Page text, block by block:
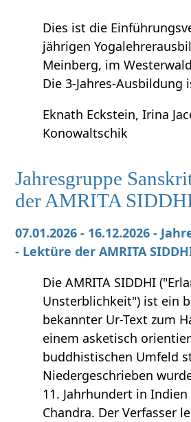
Dies ist die
jährigen
Meinberg, im
Die 3-Jahres-Ausbildung
Eknath Eckstein, Irina
Konowaltschik
Jahresgruppe
der AMRITA
07.01.2026 - 16.12.2026 -
- Lektüre der AMRITA
Die AMRITA SIDDHI
Unsterblichkeit") ist ein
bekannter Ur-Text zum
einem asketisch
buddhistischen Umfeld
Niedergeschrieben
11. Jahrhundert in
Chandra. Der Verfasser